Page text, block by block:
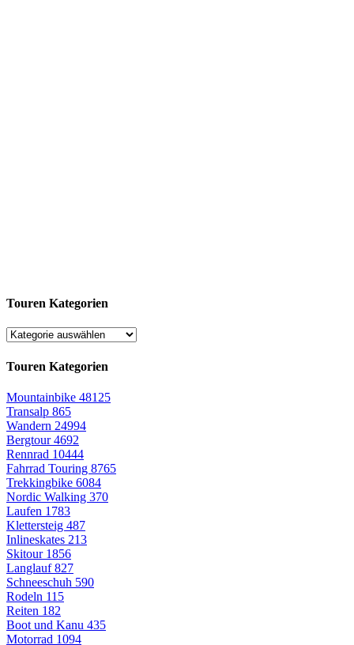
Touren Kategorien
Touren Kategorien
Mountainbike 48125
Transalp 865
Wandern 24994
Bergtour4692
Rennrad 10444
Fahrrad Touring 8765
Trekkingbike 6084
Nordic Walking 370
Laufen 1783
Klettersteig 487
Inlineskates 213
Skitour 1856
Langlauf827
Schneeschuh 590
Rodeln 115
Reiten 182
Boot und Kanu 435
Motorrad 1094